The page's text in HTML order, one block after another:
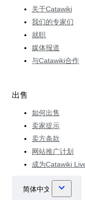
关于Catawiki
我们的专家们
就职
媒体报道
与Catawiki合作
出售
如何出售
卖家提示
卖方条款
网站推广计划
成为Catawiki